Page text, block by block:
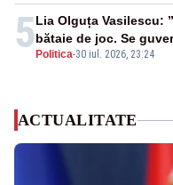
5 Politica-30 iul. 2026, 23:24
Lia Olguța Vasilescu:
bătaie de joc. Se
ACTUALITATE